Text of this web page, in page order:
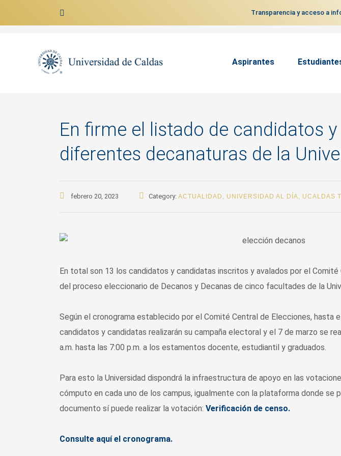
Transparencia y acceso a
Aspirantes
En firme el listado de candidatos
diferentes decanaturas de la
febrero 20, 2023 Category: ACTUALIDAD , UNIVERSIDAD AL DÍA, UCALDAS
En total son 13 los candidatos y candidatas inscritos y avalados por el
del proceso eleccionario de Decanos y Decanas de cinco facultades de la
Según el cronograma establecido por el Comité Central de Elecciones, hasta
candidatos y candidatas realizarán su campaña electoral y el 7 de marzo se
a.m. hasta las 7:00 p.m. a los estamentos docente, estudiantil y graduados.
Para esto la Universidad dispondrá la infraestructura de apoyo en las
cómputo en cada uno de los campus, igualmente con la plataforma donde se
documento sí puede realizar la votación: Verificación de censo.
Consulte aquí el cronograma.